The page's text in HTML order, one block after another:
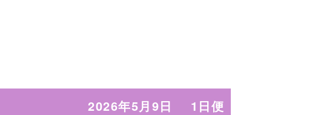
2026年5月9日 1日便